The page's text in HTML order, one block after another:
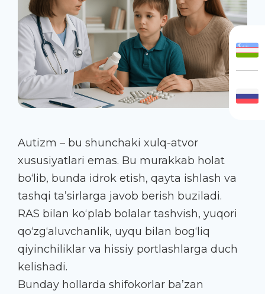
Autizm – bu shunchaki xulq-atvor
xususiyatlari emas. Bu murakkab holat
bo‘lib, bunda idrok etish, qayta ishlash va
tashqi ta’sirlarga javob berish buziladi.
RAS bilan ko‘plab bolalar tashvish, yuqori
qo‘zg‘aluvchanlik, uyqu bilan bog‘liq
qiyinchiliklar va hissiy portlashlarga duch
kelishadi.
Bunday hollarda shifokorlar ba’zan